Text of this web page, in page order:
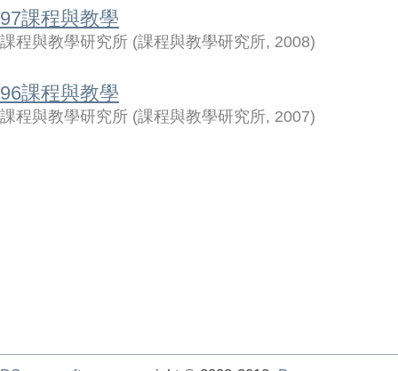
97課程與教學
課程與教學研究所 (課程與教學研究所, 2008)
96課程與教學
課程與教學研究所 (課程與教學研究所, 2007)